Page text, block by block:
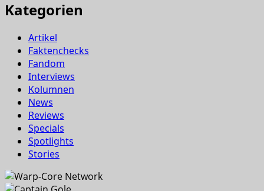
Kategorien
Artikel
Faktenchecks
Fandom
Interviews
Kolumnen
News
Reviews
Specials
Spotlights
Stories